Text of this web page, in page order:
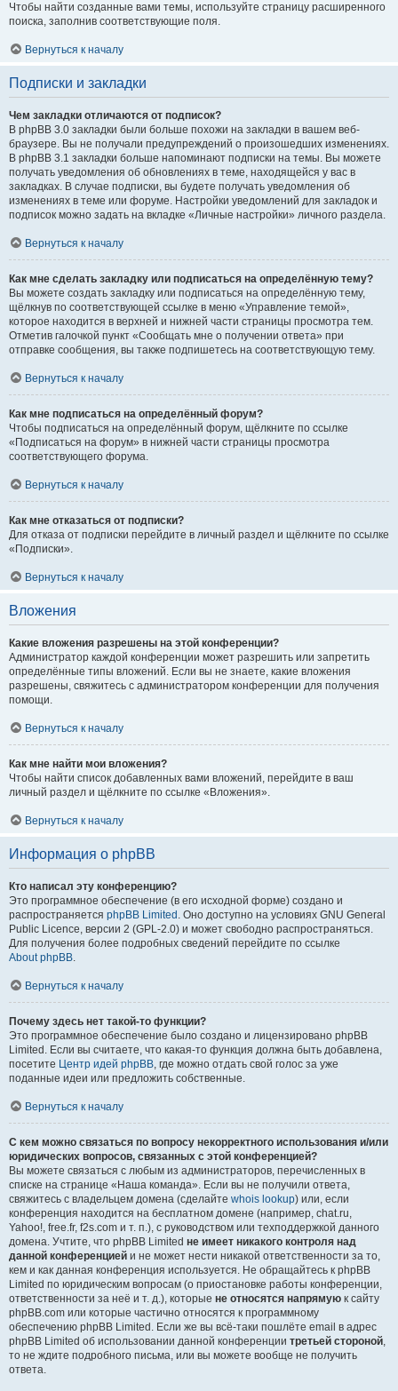
Чтобы найти созданные вами темы, используйте страницу расширенного
поиска, заполнив соответствующие поля.
Вернуться к началу
Подписки и закладки
Чем закладки отличаются от подписок?
В phpBB 3.0 закладки были больше похожи на закладки в вашем веб-
браузере. Вы не получали предупреждений о произошедших изменениях.
В phpBB 3.1 закладки больше напоминают подписки на темы. Вы можете
получать уведомления об обновлениях в теме, находящейся у вас в
закладках. В случае подписки, вы будете получать уведомления об
изменениях в теме или форуме. Настройки уведомлений для закладок и
подписок можно задать на вкладке «Личные настройки» личного раздела.
Вернуться к началу
Как мне сделать закладку или подписаться на определённую тему?
Вы можете создать закладку или подписаться на определённую тему,
щёлкнув по соответствующей ссылке в меню «Управление темой»,
которое находится в верхней и нижней части страницы просмотра тем.
Отметив галочкой пункт «Сообщать мне о получении ответа» при
отправке сообщения, вы также подпишетесь на соответствующую тему.
Вернуться к началу
Как мне подписаться на определённый форум?
Чтобы подписаться на определённый форум, щёлкните по ссылке
«Подписаться на форум» в нижней части страницы просмотра
соответствующего форума.
Вернуться к началу
Как мне отказаться от подписки?
Для отказа от подписки перейдите в личный раздел и щёлкните по ссылке
«Подписки».
Вернуться к началу
Вложения
Какие вложения разрешены на этой конференции?
Администратор каждой конференции может разрешить или запретить
определённые типы вложений. Если вы не знаете, какие вложения
разрешены, свяжитесь с администратором конференции для получения
помощи.
Вернуться к началу
Как мне найти мои вложения?
Чтобы найти список добавленных вами вложений, перейдите в ваш
личный раздел и щёлкните по ссылке «Вложения».
Вернуться к началу
Информация о phpBB
Кто написал эту конференцию?
Это программное обеспечение (в его исходной форме) создано и
распространяется phpBB Limited . Оно доступно на условиях GNU General
Public Licence, версии 2 (GPL-2.0) и может свободно распространяться.
Для получения более подробных сведений перейдите по ссылке
About phpBB.
Вернуться к началу
Почему здесь нет такой-то функции?
Это программное обеспечение было создано и лицензировано phpBB
Limited. Если вы считаете, что какая-то функция должна быть добавлена,
посетите Центр идей phpBB, где можно отдать свой голос за уже
поданные идеи или предложить собственные.
Вернуться к началу
С кем можно связаться по вопросу некорректного использования и/или
юридических вопросов, связанных с этой конференцией?
Вы можете связаться с любым из администраторов, перечисленных в
списке на странице «Наша команда». Если вы не получили ответа,
свяжитесь с владельцем домена (сделайте whois lookup) или, если
конференция находится на бесплатном домене (например, chat.ru,
Yahoo!, free.fr, f2s.com и т. п.), с руководством или техподдержкой данного
домена. Учтите, что phpBB Limited не имеет никакого контроля над
данной конференцией и не может нести никакой ответственности за то,
кем и как данная конференция используется. Не обращайтесь к phpBB
Limited по юридическим вопросам (о приостановке работы конференции,
ответственности за неё и т. д.), которые не относятся напрямую к сайту
phpBB.com или которые частично относятся к программному
обеспечению phpBB Limited. Если же вы всё-таки пошлёте email в адрес
phpBB Limited об использовании данной конференции третьей стороной,
то не ждите подробного письма, или вы можете вообще не получить
ответа.